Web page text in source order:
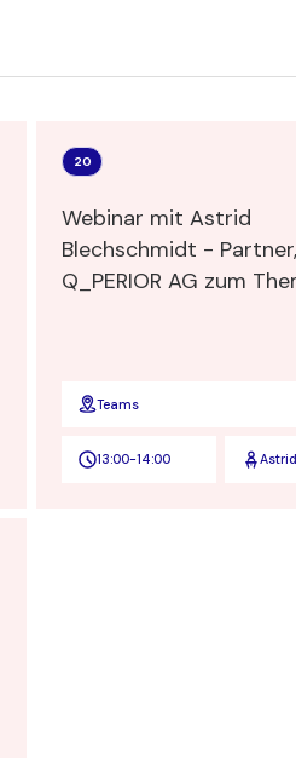
20
Webinar mit Astrid
Blechschmidt - Partner,
Q_PERIOR AG zum Thema:
Wer nicht wagt, der
Teams
13:00-14:00
Astrid